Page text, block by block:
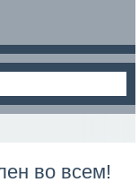
во всем!